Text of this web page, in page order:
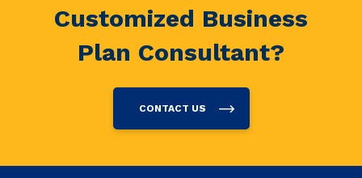
Customized Business
Plan Consultant?
CONTACT US